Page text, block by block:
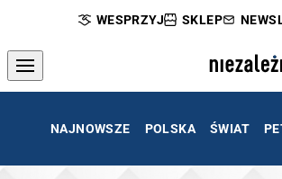
WESPRZYJ SKLEP
NAJNOWSZE POLSKA ŚWIAT